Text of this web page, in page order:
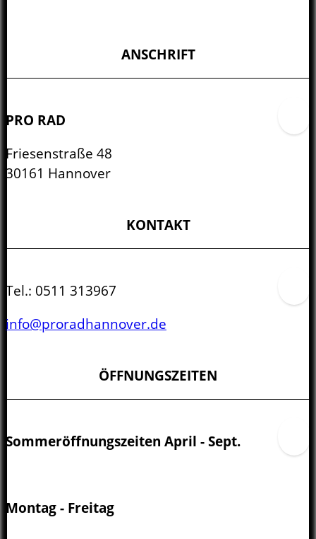
ANSCHRIFT
PRO RAD
Friesenstraße 48
30161 Hannover
KONTAKT
Tel.: 0511 313967
info@proradhannover.de
ÖFFNUNGSZEITEN
Sommeröffnungszeiten April - Sept.
Montag - Freitag